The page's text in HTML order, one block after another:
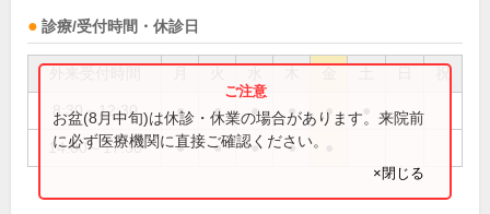
診療/受付時間・休診日
祝
8:30～12:30 ● ● ● ● ●
14:00～17:30 ● ● ● ●
お盆(8月中旬)は休診・休業の場合があります。来院前
に必ず医療機関に直接ご確認ください。
×閉じる